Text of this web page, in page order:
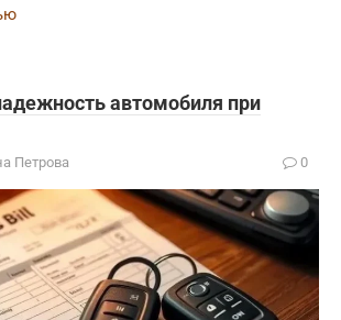
автомобиля при
Петрова 0